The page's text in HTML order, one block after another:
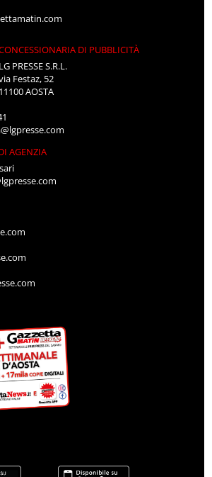
DI PUBBLICITÀ
LG PRESSE S.R.L.
Festaz, 52
11100 AOSTA
AGENZIA